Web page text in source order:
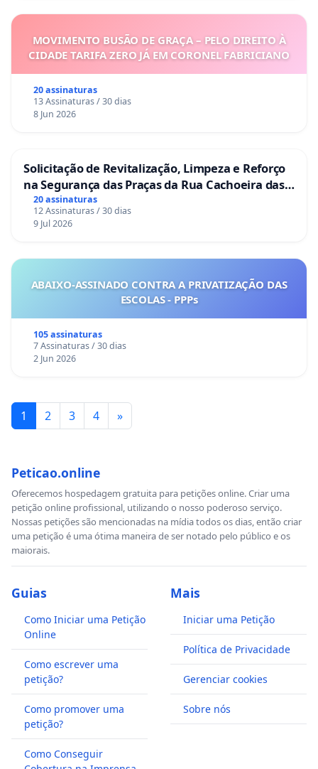
MOVIMENTO BUSÃO DE GRAÇA – PELO DIREITO À
CIDADE TARIFA ZERO JÁ EM CORONEL FABRICIANO
20 assinaturas
13 Assinaturas / 30 dias
8 Jun 2026
Solicitação de Revitalização, Limpeza e Reforço
na Segurança das Praças da Rua Cachoeira das
Sete Ilhas
20 assinaturas
12 Assinaturas / 30 dias
9 Jul 2026
ABAIXO-ASSINADO CONTRA A PRIVATIZAÇÃO DAS
ESCOLAS - PPPs
105 assinaturas
7 Assinaturas / 30 dias
2 Jun 2026
1 2 3 4 »
Peticao.online
Oferecemos hospedagem gratuita para petições online. Criar uma
petição online profissional, utilizando o nosso poderoso serviço.
Nossas petições são mencionadas na mídia todos os dias, então criar
uma petição é uma ótima maneira de ser notado pelo público e os
maiorais.
Guias
Como Iniciar uma Petição
Online
Como escrever uma
petição?
Como promover uma
petição?
Como Conseguir
Mais
Iniciar uma Petição
Política de Privacidade
Gerenciar cookies
Sobre nós